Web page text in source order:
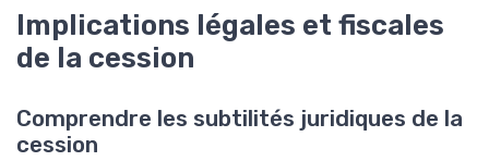
Implications légales et fiscales
de la cession
Comprendre les subtilités juridiques de la
cession